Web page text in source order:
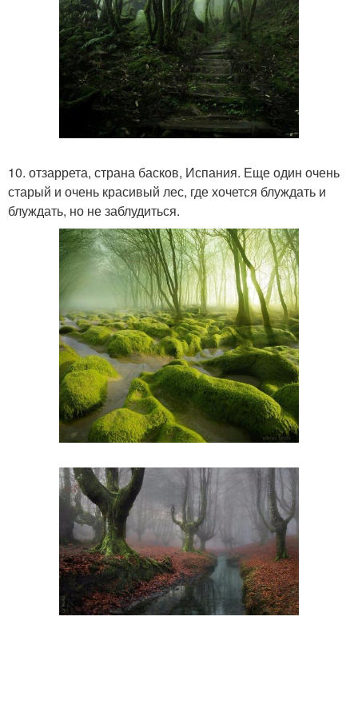
10. отзаррета, страна басков, Испания. Еще один очень
старый и очень красивый лес, где хочется блуждать и
блуждать, но не заблудиться.